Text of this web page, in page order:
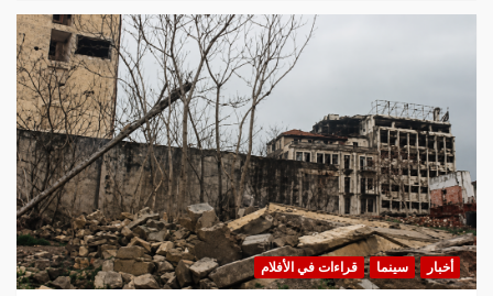
أخبار سينما قراءات في الأفلام